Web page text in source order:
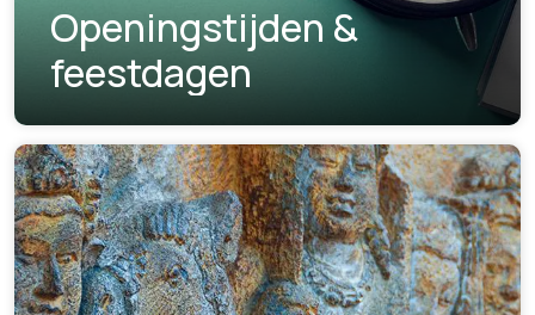
Openingstijden &
feestdagen